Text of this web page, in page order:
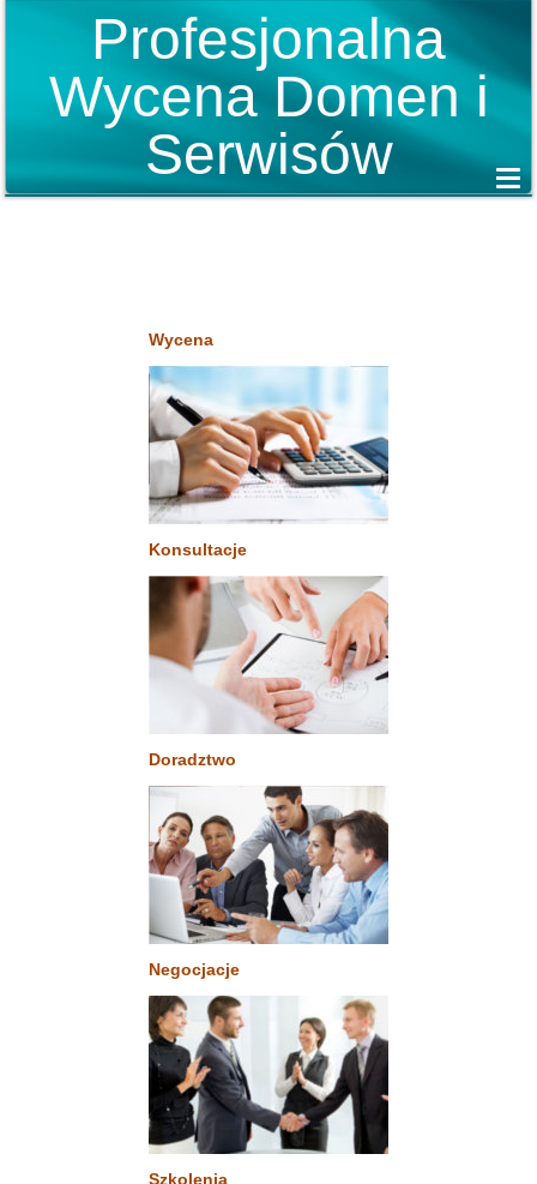
Profesjonalna
Wycena Domen i
Serwisów
Wycena
Konsultacje
Doradztwo
Negocjacje
Szkolenia